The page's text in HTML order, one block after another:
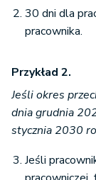
30 dni dla
pracownika.
Przykład 2.
Jeśli okres
dnia grudnia
stycznia 2030
Jeśli